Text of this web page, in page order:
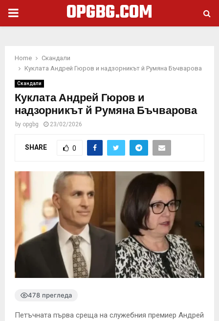
PRIMARY
OPGBG.COM
Home
Скандали
Куклата Андрей Гюров и надзорникът й Румяна Бъчварова
Скандали
Куклата Андрей Гюров и
надзорникът й Румяна Бъчварова
by opgbg 23/02/2026
SHARE 0
478 прегледа
Петъчната първа среща на служебния премиер Андрей